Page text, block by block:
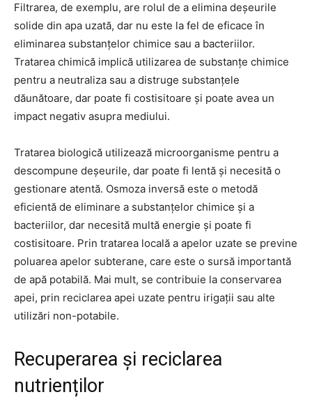
Filtrarea, de exemplu, are rolul de a elimina deșeurile
solide din apa uzată, dar nu este la fel de eficace în
eliminarea substanțelor chimice sau a bacteriilor.
Tratarea chimică implică utilizarea de substanțe chimice
pentru a neutraliza sau a distruge substanțele
dăunătoare, dar poate fi costisitoare și poate avea un
impact negativ asupra mediului.
Tratarea biologică utilizează microorganisme pentru a
descompune deșeurile, dar poate fi lentă și necesită o
gestionare atentă. Osmoza inversă este o metodă
eficientă de eliminare a substanțelor chimice și a
bacteriilor, dar necesită multă energie și poate fi
costisitoare. Prin tratarea locală a apelor uzate se previne
poluarea apelor subterane, care este o sursă importantă
de apă potabilă. Mai mult, se contribuie la conservarea
apei, prin reciclarea apei uzate pentru irigații sau alte
utilizări non-potabile.
Recuperarea și reciclarea
nutrienților